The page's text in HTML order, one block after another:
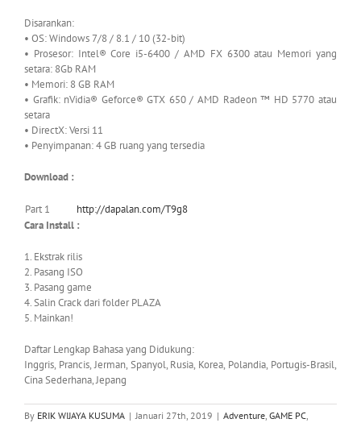
Disarankan:
• OS: Windows7/8 / 8.1 / 10 (32-bit)
• Prosesor: Intel® Core i5-6400 / AMD FX 6300 atau Memori yang
setara: 8Gb RAM
• Memori: 8 GB RAM
• Grafik: nVidia® Geforce® GTX 650 / AMD Radeon ™ HD 5770 atau
setara
• DirectX: Versi 11
• Penyimpanan: 4 GB ruang yang tersedia
Download :
Part 1
http://dapalan.com/T9g8
Cara Install :
1. Ekstrak rilis
2. Pasang ISO
3. Pasang game
4. Salin Crack dari folder PLAZA
5. Mainkan!
Daftar Lengkap Bahasa yang Didukung:
Inggris, Prancis, Jerman, Spanyol, Rusia, Korea, Polandia, Portugis-Brasil,
Cina Sederhana, Jepang
By ERIK WIJAYA KUSUMA | Januari 27th, 2019 | Adventure, GAME PC,